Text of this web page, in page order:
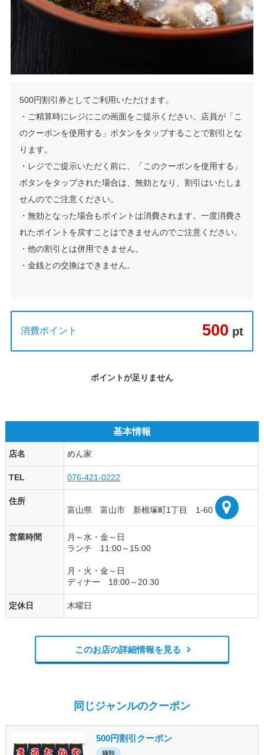
500円割引券としてご利用いただけます。
・ご精算時にレジにこの画面をご提示ください。店員が「こ
のクーポンを使用する」ボタンをタップすることで割引とな
ります。
・レジでご提示いただく前に、「このクーポンを使用する」
ボタンをタップされた場合は、無効となり、割引はいたしま
せんのでご注意ください。
・無効となった場合もポイントは消費されます。一度消費さ
れたポイントを戻すことはできませんのでご注意ください。
・他の割引とは併用できません。
・金銭との交換はできません。
消費ポイント 500 pt
ポイントが足りません
基本情報
店名 めん家
TEL 076-421-0222
住所
富山県 富山市 新根塚町1丁目 1-60
営業時間
月～水・金～日
ランチ 11:00～15:00
月・火・金～日
ディナー 18:00～20:30
定休日 木曜日
このお店の詳細情報を見る
同じジャンルのクーポン
500円割引クーポン
麺類